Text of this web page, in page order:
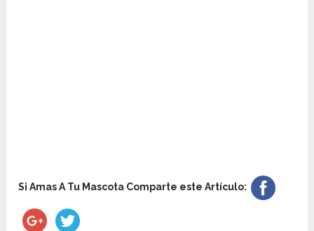
Si Amas A Tu Mascota Comparte este Artículo: